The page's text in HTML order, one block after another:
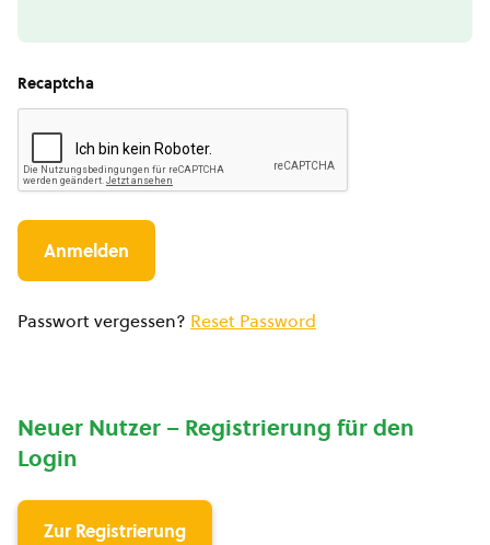
Recaptcha
Passwort vergessen? Reset Password
Neuer Nutzer – Registrierung für den
Login
Zur Registrierung